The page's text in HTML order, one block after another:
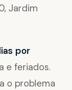
Jardim
por
e feriados.
o problema